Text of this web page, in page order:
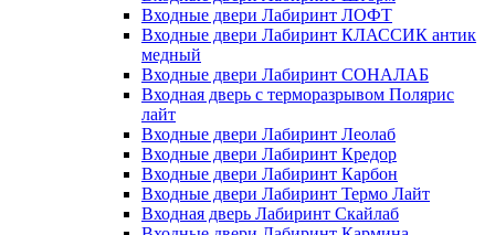
Входные двери Лабиринт ЛОФТ
Входные двери Лабиринт КЛАССИК антик
медный
Входные двери Лабиринт СОНАЛАБ
Входная дверь с терморазрывом Полярис
лайт
Входные двери Лабиринт Леолаб
Входные двери Лабиринт Кредор
Входные двери Лабиринт Карбон
Входные двери Лабиринт Термо Лайт
Входная дверь Лабиринт Скайлаб